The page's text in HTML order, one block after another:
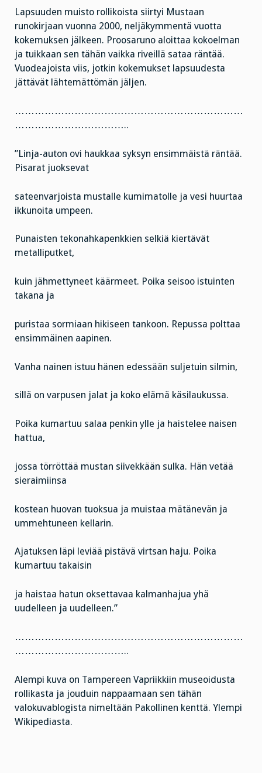
Lapsuuden muisto rollikoista siirtyi Mustaan
runokirjaan vuonna 2000, neljäkymmentä vuotta
kokemuksen jälkeen. Proosaruno aloittaa kokoelman
ja tuikkaan sen tähän vaikka riveillä sataa räntää.
Vuodeajoista viis, jotkin kokemukset lapsuudesta
jättävät lähtemättömän jäljen.
……………………………………………………………
……………………………..
”Linja-auton ovi haukkaa syksyn ensimmäistä räntää.
Pisarat juoksevat
sateenvarjoista mustalle kumimatolle ja vesi huurtaa
ikkunoita umpeen.
Punaisten tekonahkapenkkien selkiä kiertävät
metalliputket,
kuin jähmettyneet käärmeet. Poika seisoo istuinten
takana ja
puristaa sormiaan hikiseen tankoon. Repussa polttaa
ensimmäinen aapinen.
Vanha nainen istuu hänen edessään suljetuin silmin,
sillä on varpusen jalat ja koko elämä käsilaukussa.
Poika kumartuu salaa penkin ylle ja haistelee naisen
hattua,
jossa törröttää mustan siivekkään sulka. Hän vetää
sieraimiinsa
kostean huovan tuoksua ja muistaa mätänevän ja
ummehtuneen kellarin.
Ajatuksen läpi leviää pistävä virtsan haju. Poika
kumartuu takaisin
ja haistaa hatun oksettavaa kalmanhajua yhä
uudelleen ja uudelleen.”
……………………………………………………………
……………………………..
Alempi kuva on Tampereen Vapriikkiin museoidusta
rollikasta ja jouduin nappaamaan sen tähän
valokuvablogista nimeltään Pakollinen kenttä. Ylempi
Wikipediasta.